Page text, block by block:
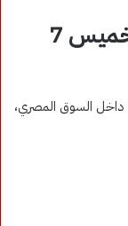
أسعار بدائل التدخين اليوم الخميس 7
داخل السوق المصري،